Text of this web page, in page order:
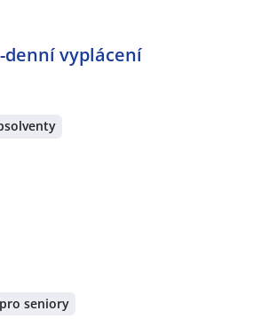
denní vyplácení
seniory